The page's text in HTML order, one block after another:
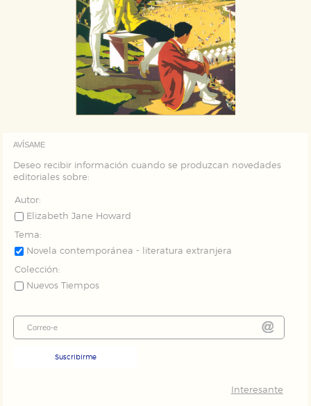
AVÍSAME
Deseo recibir información cuando se produzcan novedades
editoriales sobre:
Autor:
Elizabeth Jane Howard
Tema:
Novela contemporánea - literatura extranjera
Colección:
Nuevos Tiempos
Suscribirme
Interesante